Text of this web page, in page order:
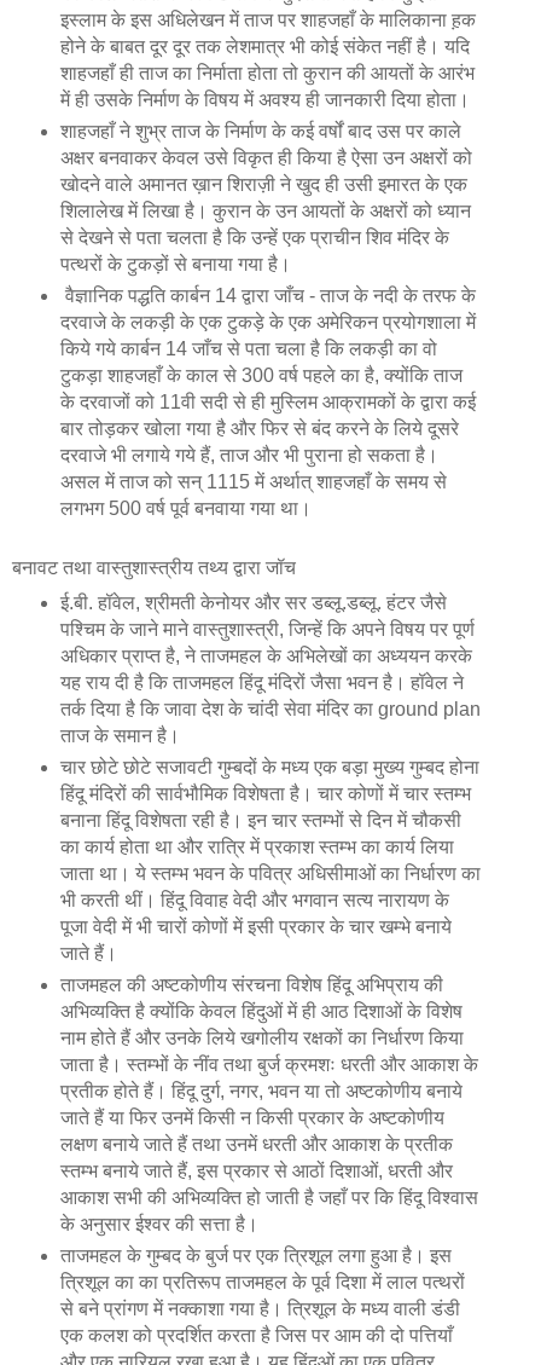
इस्लाम के इस अधिलेखन में ताज पर शाहजहाँ के मालिकाना ह़क
होने के बाबत दूर दूर तक लेशमात्र भी कोई संकेत नहीं है। यदि
शाहजहाँ ही ताज का निर्माता होता तो कुरान की आयतों के आरंभ
में ही उसके निर्माण के विषय में अवश्य ही जानकारी दिया होता।
शाहजहाँ ने शुभ्र ताज के निर्माण के कई वर्षों बाद उस पर काले
अक्षर बनवाकर केवल उसे विकृत ही किया है ऐसा उन अक्षरों को
खोदने वाले अमानत ख़ान शिराज़ी ने खुद ही उसी इमारत के एक
शिलालेख में लिखा है। कुरान के उन आयतों के अक्षरों को ध्यान
से देखने से पता चलता है कि उन्हें एक प्राचीन शिव मंदिर के
पत्थरों के टुकड़ों से बनाया गया है।
वैज्ञानिक पद्धति कार्बन 14 द्वारा जाँच - ताज के नदी के तरफ के
दरवाजे के लकड़ी के एक टुकड़े के एक अमेरिकन प्रयोगशाला में
किये गये कार्बन 14 जाँच से पता चला है कि लकड़ी का वो
टुकड़ा शाहजहाँ के काल से 300 वर्ष पहले का है, क्योंकि ताज
के दरवाजों को 11वी सदी से ही मुस्लिम आक्रामकों के द्वारा कई
बार तोड़कर खोला गया है और फिर से बंद करने के लिये दूसरे
दरवाजे भी लगाये गये हैं, ताज और भी पुराना हो सकता है।
असल में ताज को सन् 1115 में अर्थात् शाहजहाँ के समय से
लगभग 500 वर्ष पूर्व बनवाया गया था।
बनावट तथा वास्तुशास्त्रीय तथ्य द्वारा जॉच
ई.बी. हॉवेल, श्रीमती केनोयर और सर डब्लू.डब्लू. हंटर जैसे
पश्चिम के जाने माने वास्तुशास्त्री, जिन्हें कि अपने विषय पर पूर्ण
अधिकार प्राप्त है, ने ताजमहल के अभिलेखों का अध्ययन करके
यह राय दी है कि ताजमहल हिंदू मंदिरों जैसा भवन है। हॉवेल ने
तर्क दिया है कि जावा देश के चांदी सेवा मंदिर का ground plan
ताज के समान है।
चार छोटे छोटे सजावटी गुम्बदों के मध्य एक बड़ा मुख्य गुम्बद होना
हिंदू मंदिरों की सार्वभौमिक विशेषता है। चार कोणों में चार स्तम्भ
बनाना हिंदू विशेषता रही है। इन चार स्तम्भों से दिन में चौकसी
का कार्य होता था और रात्रि में प्रकाश स्तम्भ का कार्य लिया
जाता था। ये स्तम्भ भवन के पवित्र अधिसीमाओं का निर्धारण का
भी करती थीं। हिंदू विवाह वेदी और भगवान सत्य नारायण के
पूजा वेदी में भी चारों कोणों में इसी प्रकार के चार खम्भे बनाये
जाते हैं।
ताजमहल की अष्टकोणीय संरचना विशेष हिंदू अभिप्राय की
अभिव्यक्ति है क्योंकि केवल हिंदुओं में ही आठ दिशाओं के विशेष
नाम होते हैं और उनके लिये खगोलीय रक्षकों का निर्धारण किया
जाता है। स्तम्भों के नींव तथा बुर्ज क्रमशः धरती और आकाश के
प्रतीक होते हैं। हिंदू दुर्ग, नगर, भवन या तो अष्टकोणीय बनाये
जाते हैं या फिर उनमें किसी न किसी प्रकार के अष्टकोणीय
लक्षण बनाये जाते हैं तथा उनमें धरती और आकाश के प्रतीक
स्तम्भ बनाये जाते हैं, इस प्रकार से आठों दिशाओं, धरती और
आकाश सभी की अभिव्यक्ति हो जाती है जहाँ पर कि हिंदू विश्वास
के अनुसार ईश्वर की सत्ता है।
ताजमहल के गुम्बद के बुर्ज पर एक त्रिशूल लगा हुआ है। इस
त्रिशूल का का प्रतिरूप ताजमहल के पूर्व दिशा में लाल पत्थरों
से बने प्रांगण में नक्काशा गया है। त्रिशूल के मध्य वाली डंडी
एक कलश को प्रदर्शित करता है जिस पर आम की दो पत्तियाँ